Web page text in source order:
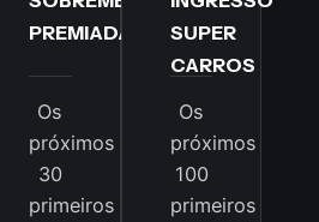
PREMIADA
Os
próximos
30
primeiros
SUPER
CARROS
Os
próximos
100
primeiros